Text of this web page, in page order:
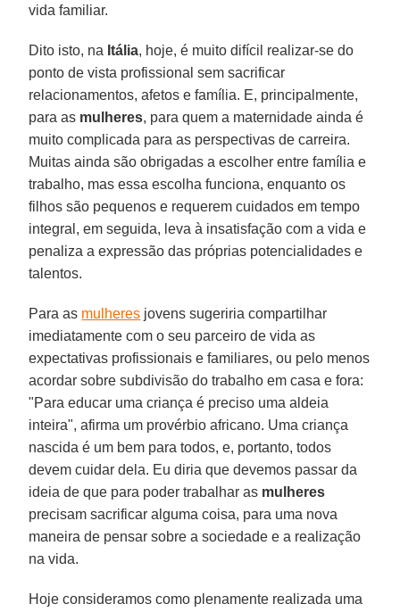
vida familiar.
Dito isto, na Itália, hoje, é muito difícil realizar-se do
ponto de vista profissional sem sacrificar
relacionamentos, afetos e família. E, principalmente,
para as mulheres, para quem a maternidade ainda é
muito complicada para as perspectivas de carreira.
Muitas ainda são obrigadas a escolher entre família e
trabalho, mas essa escolha funciona, enquanto os
filhos são pequenos e requerem cuidados em tempo
integral, em seguida, leva à insatisfação com a vida e
penaliza a expressão das próprias potencialidades e
talentos.
Para as mulheres jovens sugeriria compartilhar
imediatamente com o seu parceiro de vida as
expectativas profissionais e familiares, ou pelo menos
acordar sobre subdivisão do trabalho em casa e fora:
"Para educar uma criança é preciso uma aldeia
inteira", afirma um provérbio africano. Uma criança
nascida é um bem para todos, e, portanto, todos
devem cuidar dela. Eu diria que devemos passar da
ideia de que para poder trabalhar as mulheres
precisam sacrificar alguma coisa, para uma nova
maneira de pensar sobre a sociedade e a realização
na vida.
Hoje consideramos como plenamente realizada uma